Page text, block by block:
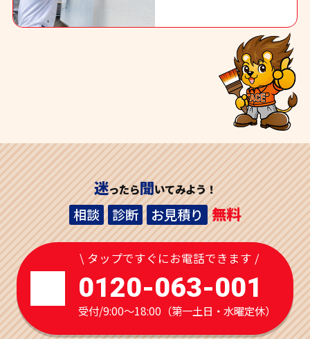
迷ったら聞いてみよう！
相談 診断 お見積り 無料
\ タップですぐにお電話できます /
0120-063-001
受付/9:00～18:00（第一土日・水曜定休）